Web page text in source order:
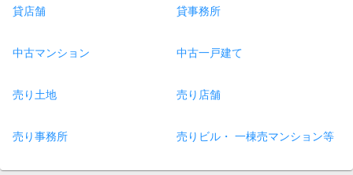
貸店舗 貸事務所
中古マンション 中古一戸建て
売り土地 売り店舗
売り事務所 売りビル・ 一棟売マンション等